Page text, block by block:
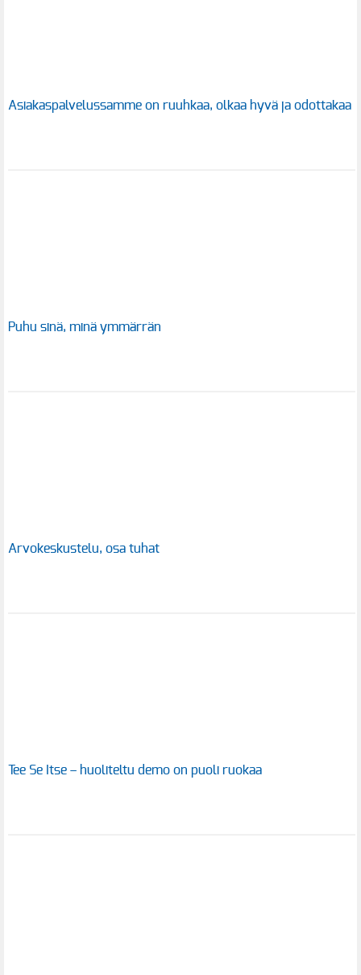
Asiakaspalvelussamme on ruuhkaa, olkaa hyvä ja odottakaa
Puhu sinä, minä ymmärrän
Arvokeskustelu, osa tuhat
Tee Se Itse – huoliteltu demo on puoli ruokaa